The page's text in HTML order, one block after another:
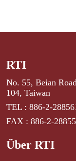
RTI
No. 55, Beian
104, Taiwan
TEL : 886-2-
FAX : 886-2-
Über RTI